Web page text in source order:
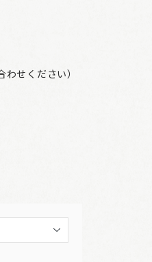
せください）